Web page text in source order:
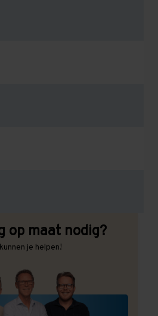
op maat nodig?
je helpen!